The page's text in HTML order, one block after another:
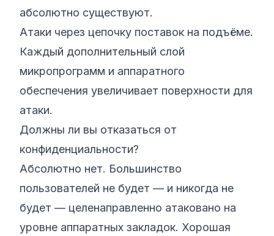
абсолютно существуют.
Атаки через цепочку поставок на подъёме.
Каждый дополнительный слой
микропрограмм и аппаратного
обеспечения увеличивает поверхности для
атаки.
Должны ли вы отказаться от
конфиденциальности?
Абсолютно нет. Большинство
пользователей не будет — и никогда не
будет — целенаправленно атаковано на
уровне аппаратных закладок. Хорошая